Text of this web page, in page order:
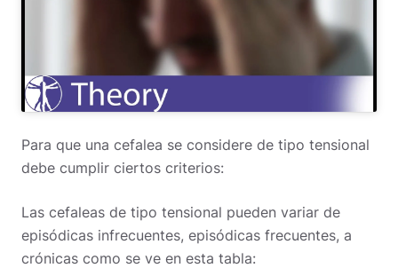
Para que una cefalea se considere de tipo tensional
debe cumplir ciertos criterios:
Las cefaleas de tipo tensional pueden variar de
episódicas infrecuentes, episódicas frecuentes, a
crónicas como se ve en esta tabla: